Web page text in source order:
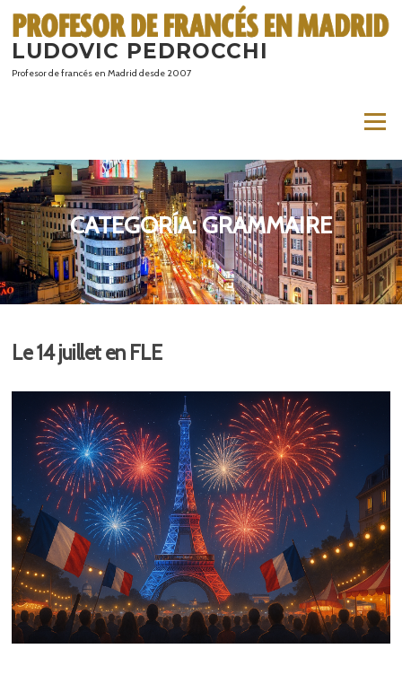
contenido
LUDOVIC PEDROCCHI
Profesor de francés en Madrid desde 2007
Menú
CATEGORÍA:GRAMMAIRE
Le 14 juillet en FLE